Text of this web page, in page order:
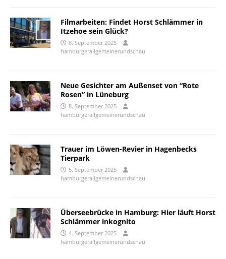
Filmarbeiten: Findet Horst Schlämmer in
Itzehoe sein Glück?
8. September 2025
hamburgerallgemeinerundschau
Neue Gesichter am Außenset von “Rote
Rosen” in Lüneburg
8. September 2025
hamburgerallgemeinerundschau
Trauer im Löwen-Revier in Hagenbecks
Tierpark
5. September 2025
hamburgerallgemeinerundschau
Überseebrücke in Hamburg: Hier läuft Horst
Schlämmer inkognito
4. September 2025
hamburgerallgemeinerundschau